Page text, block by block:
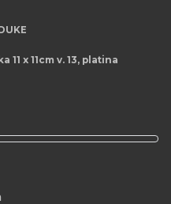
11 x 11cm v. 13, platina